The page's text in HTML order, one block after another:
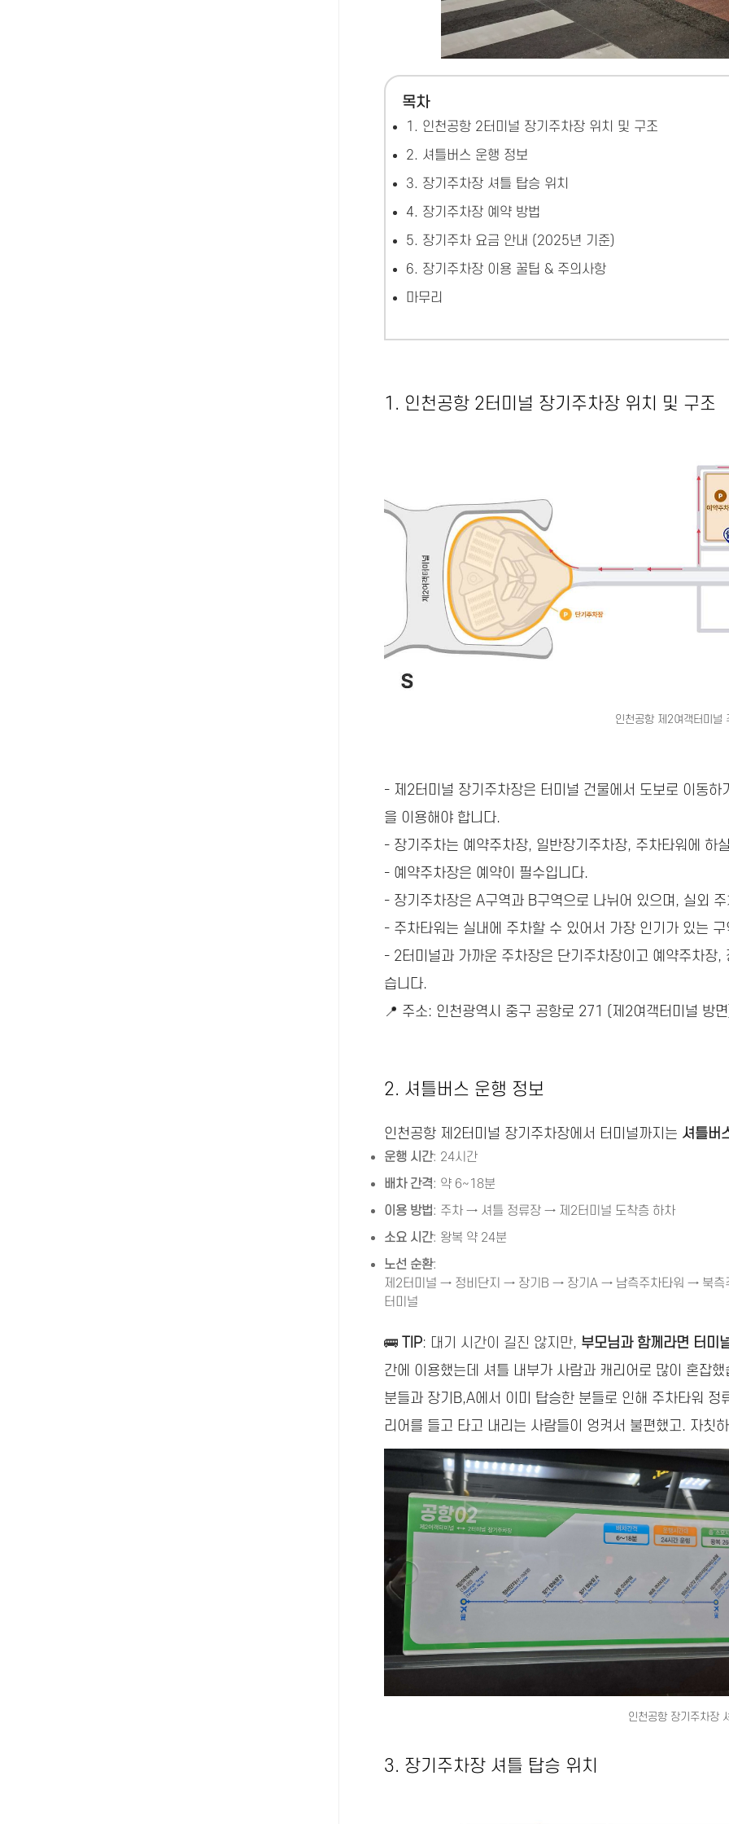
목차
1. 인천공항 2터미널 장기주차장 위치 및 구조
2. 셔틀버스 운행 정보
3. 장기주차장 셔틀 탑승 위치
4. 장기주차장 예약 방법
5. 장기주차 요금 안내 (2025년 기준)
6. 장기주차장 이용 꿀팁 & 주의사항
마무리
1. 인천공항 2터미널 장기주차장 위치 및 구조
인천공항 제2여객터미널
- 제2터미널 장기주차장은 터미널 건물에서 도보로 이동
을 이용해야 합니다.
- 장기주차는 예약주차장, 일반장기주차장, 주차타워에 하
- 예약주차장은 예약이 필수입니다.
- 장기주차장은 A구역과 B구역으로 나뉘어 있으며, 실외
- 주차타워는 실내에 주차할 수 있어서 가장 인기가 있는
- 2터미널과 가까운 주차장은 단기주차장이고 예약주차장
습니다.
📍 주소: 인천광역시 중구 공항로 271 (제2여객터미널 방
2. 셔틀버스 운행 정보
인천공항 제2터미널 장기주차장에서 터미널까지는 셔틀버
운행 시간: 24시간
배차 간격: 약 6~18분
이용 방법: 주차 → 셔틀 정류장 → 제2터미널 도착층 하차
소요 시간: 왕복 약 24분
노선 순환:
제2터미널 → 정비단지 → 장기B → 장기A → 남측주차타워 → 북
터미널
🚌 TIP: 대기 시간이 길진 않지만, 부모님과 함께라면 터미
간에 이용했는데 셔틀 내부가 사람과 캐리어로 많이 혼잡
분들과 장기B,A에서 이미 탑승한 분들로 인해 주차타워
리어를 들고 타고 내리는 사람들이 엉켜서 불편했고. 자칫
인천공항 장기주차장
3. 장기주차장 셔틀 탑승 위치